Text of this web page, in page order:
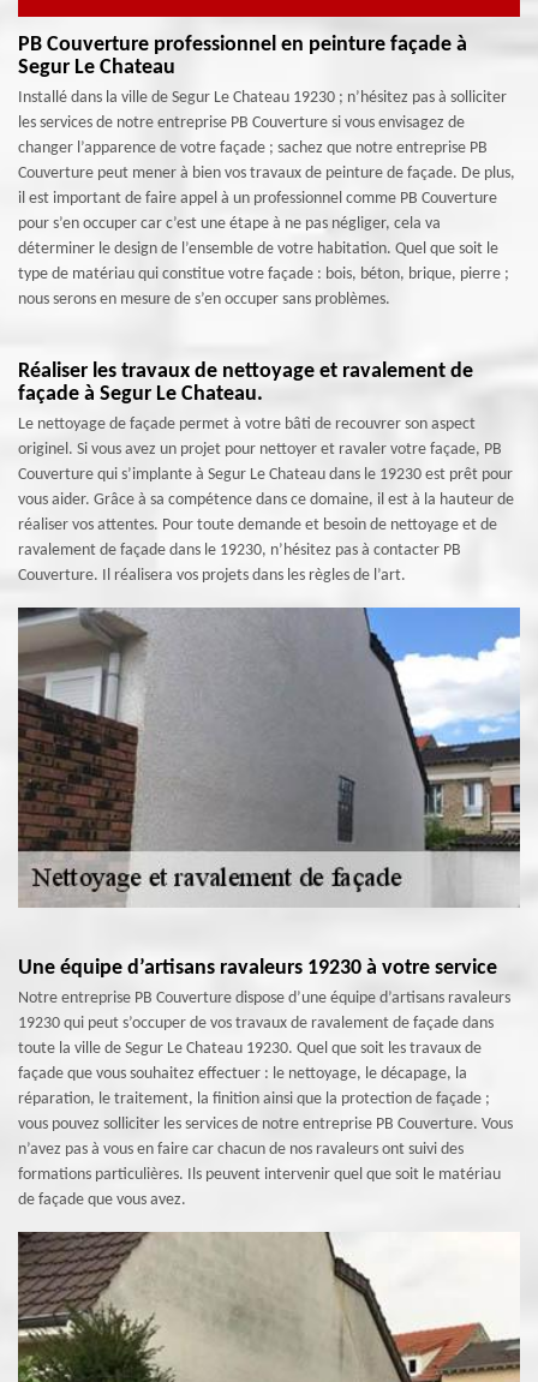
PB Couverture professionnel en peinture façade à
Segur Le Chateau
Installé dans la ville de Segur Le Chateau 19230 ; n’hésitez pas à solliciter
les services de notre entreprise PB Couverture si vous envisagez de
changer l’apparence de votre façade ; sachez que notre entreprise PB
Couverture peut mener à bien vos travaux de peinture de façade. De plus,
il est important de faire appel à un professionnel comme PB Couverture
pour s’en occuper car c’est une étape à ne pas négliger, cela va
déterminer le design de l’ensemble de votre habitation. Quel que soit le
type de matériau qui constitue votre façade : bois, béton, brique, pierre ;
nous serons en mesure de s’en occuper sans problèmes.
Réaliser les travaux de nettoyage et ravalement de
façade à Segur Le Chateau.
Le nettoyage de façade permet à votre bâti de recouvrer son aspect
originel. Si vous avez un projet pour nettoyer et ravaler votre façade, PB
Couverture qui s’implante à Segur Le Chateau dans le 19230 est prêt pour
vous aider. Grâce à sa compétence dans ce domaine, il est à la hauteur de
réaliser vos attentes. Pour toute demande et besoin de nettoyage et de
ravalement de façade dans le 19230, n’hésitez pas à contacter PB
Couverture. Il réalisera vos projets dans les règles de l’art.
Une équipe d’artisans ravaleurs 19230 à votre service
Notre entreprise PB Couverture dispose d’une équipe d’artisans ravaleurs
19230 qui peut s’occuper de vos travaux de ravalement de façade dans
toute la ville de Segur Le Chateau 19230. Quel que soit les travaux de
façade que vous souhaitez effectuer : le nettoyage, le décapage, la
réparation, le traitement, la finition ainsi que la protection de façade ;
vous pouvez solliciter les services de notre entreprise PB Couverture. Vous
n’avez pas à vous en faire car chacun de nos ravaleurs ont suivi des
formations particulières. Ils peuvent intervenir quel que soit le matériau
de façade que vous avez.